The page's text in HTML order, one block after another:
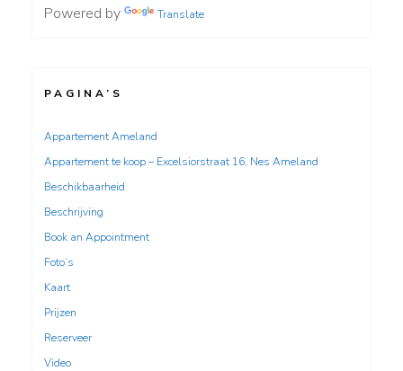
Powered by Translate
PAGINA’S
Appartement Ameland
Appartement te koop – Excelsiorstraat 16, Nes Ameland
Beschikbaarheid
Beschrijving
Book an Appointment
Foto’s
Kaart
Prijzen
Reserveer
Video